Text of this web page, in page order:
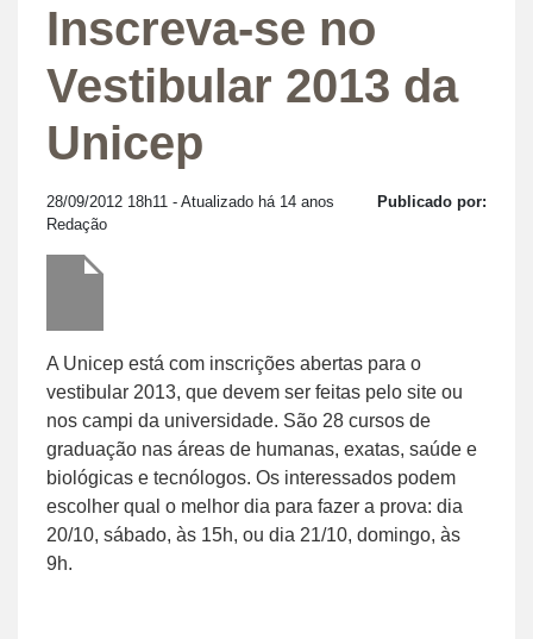
Inscreva-se no
Vestibular 2013 da
Unicep
28/09/2012 18h11 - Atualizado há 14 anos
Publicado por:
Redação
A Unicep está com inscrições abertas para o
vestibular 2013, que devem ser feitas pelo site ou
nos campi da universidade. São 28 cursos de
graduação nas áreas de humanas, exatas, saúde e
biológicas e tecnólogos. Os interessados podem
escolher qual o melhor dia para fazer a prova: dia
20/10, sábado, às 15h, ou dia 21/10, domingo, às
9h.